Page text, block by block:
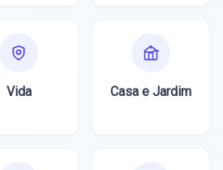
Vida Casa e Jardim